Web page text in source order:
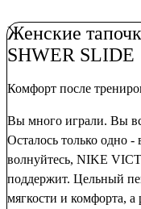
Женские
SHWER SLIDE
Комфорт после
Вы много играли. Вы
Осталось только одно
волнуйтесь, NIKE
поддержит. Цельный
мягкости и комфорта,